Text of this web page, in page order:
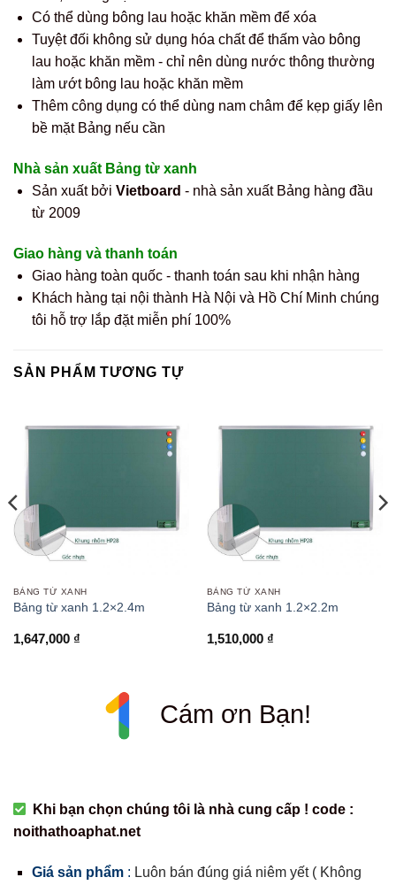
Có thể dùng bông lau hoặc khăn mềm để xóa
Tuyệt đối không sử dụng hóa chất để thấm vào bông
lau hoặc khăn mềm - chỉ nên dùng nước thông thường
làm ướt bông lau hoặc khăn mềm
Thêm công dụng có thể dùng nam châm để kẹp giấy lên
bề mặt Bảng nếu cần
Nhà sản xuất Bảng từ xanh
Sản xuất bởi Vietboard - nhà sản xuất Bảng hàng đầu
từ 2009
Giao hàng và thanh toán
Giao hàng toàn quốc - thanh toán sau khi nhận hàng
Khách hàng tại nội thành Hà Nội và Hồ Chí Minh chúng
tôi hỗ trợ lắp đặt miễn phí 100%
SẢN PHẨM TƯƠNG TỰ
BẢNG TỪ XANH
Bảng từ xanh 1.2×2.4m
1,647,000 ₫
BẢNG TỪ XANH
Bảng từ xanh 1.2×2.2m
1,510,000 ₫
Cám ơn Bạn!
Khi bạn chọn chúng tôi là nhà cung cấp ! code :
noithathoaphat.net
Giá sản phẩm: Luôn bán đúng giá niêm yết ( Không